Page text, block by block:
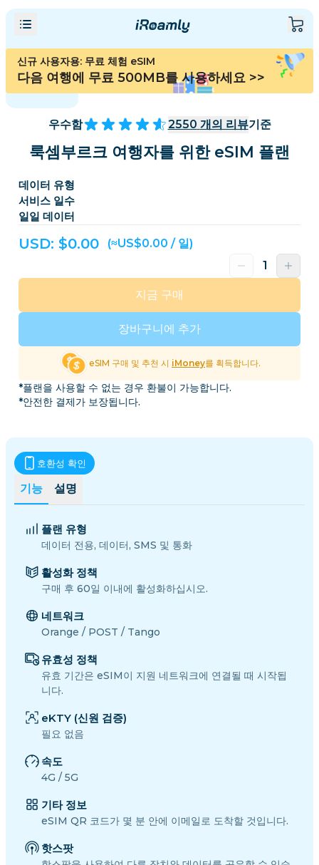
신규 사용자용: 무료 체험 eSIM
다음 여행에 무료 500MB를 사용하세요 >>
우수함 2550 개의 리뷰기준
룩셈부르크 여행자를 위한 eSIM 플랜
데이터 유형
서비스 일수
일일 데이터
USD: $0.00 (≈US$0.00 / 일)
장바구니에 추가
지금 구매
eSIM 구매 및 추천 시 iMoney를 획득합니다.
*플랜을 사용할 수 없는 경우 환불이 가능합니다.
*안전한 결제가 보장됩니다.
기능 설명
호환성 확인
플랜 유형
데이터 전용, 데이터, SMS 및 통화
활성화 정책
구매 후 60일 이내에 활성화하십시오.
네트워크
Orange / POST / Tango
유효성 정책
유효 기간은 eSIM이 지원 네트워크에 연결될 때 시작됩
니다.
eKTY (신원 검증)
필요 없음
속도
4G / 5G
기타 정보
eSIM QR 코드가 몇 분 안에 이메일로 도착할 것입니다.
핫스팟